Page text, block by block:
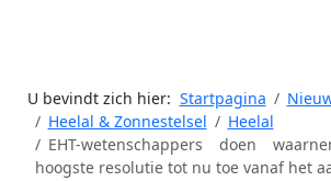
U bevindt zich hier: Startpagina
Heelal & Zonnestelsel
Heelal
EHT-wetenschappers doen
hoogste resolutie tot nu toe vanaf het